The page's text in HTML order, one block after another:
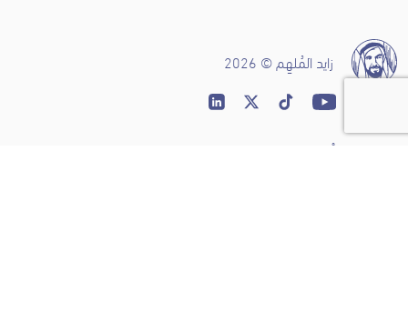
زايد المُلهِم © 2026
عن زايد المُلهِم